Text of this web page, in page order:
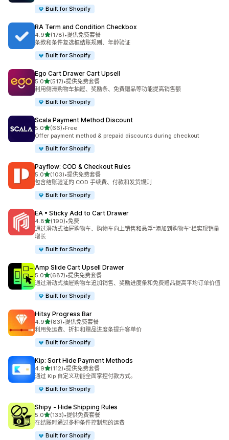
Built for Shopify
RA Term and Condition Checkbox
4.9星（满分 5 星）
(178)
总共 178 条评论
•提供免费套餐
条款和条件复选框结账规则、年龄验证
Built for Shopify
Ego Cart Drawer Cart Upsell
5.0星（满分 5 星）
(517)
总共 517 条评论
•提供免费套餐
利用侧滑购物车抽屉、奖励条、免费赠品等功能提高销售额
Built for Shopify
Scala Payment Method Discount
5.0星（满分 5 星）
(66)
总共 66 条评论
•Free
Offer payment method & prepaid discounts during checkout
Built for Shopify
Payflow: COD & Checkout Rules
5.0星（满分 5 星）
(103)
总共 103 条评论
•提供免费套餐
包含结账验证的 COD 手续费、付款和发货规则
Built for Shopify
EA • Sticky Add to Cart Drawer
4.8星（满分 5 星）
(190)
总共 190 条评论
•免费
通过滑动式抽屉购物车、购物车向上销售和悬浮“添加到购物车”栏实现销量
增长
Built for Shopify
Amp Slide Cart Upsell Drawer
5.0星（满分 5 星）
(687)
总共 687 条评论
•提供免费套餐
通过滑动式抽屉购物车追加销售、奖励进度条和免费赠品提高平均订单价值
Built for Shopify
Hitsy Progress Bar
4.9星（满分 5 星）
(83)
总共 83 条评论
•提供免费套餐
利用免运费、折扣和赠品进度条提升客单价
Built for Shopify
Kip: Sort Hide Payment Methods
4.9星（满分 5 星）
(112)
总共 112 条评论
•提供免费套餐
通过 Kip 自定义功能全面掌控付款方式。
Built for Shopify
Shipy ‑ Hide Shipping Rules
5.0星（满分 5 星）
(133)
总共 133 条评论
•提供免费套餐
在结账时通过多种条件控制您的运费
Built for Shopify